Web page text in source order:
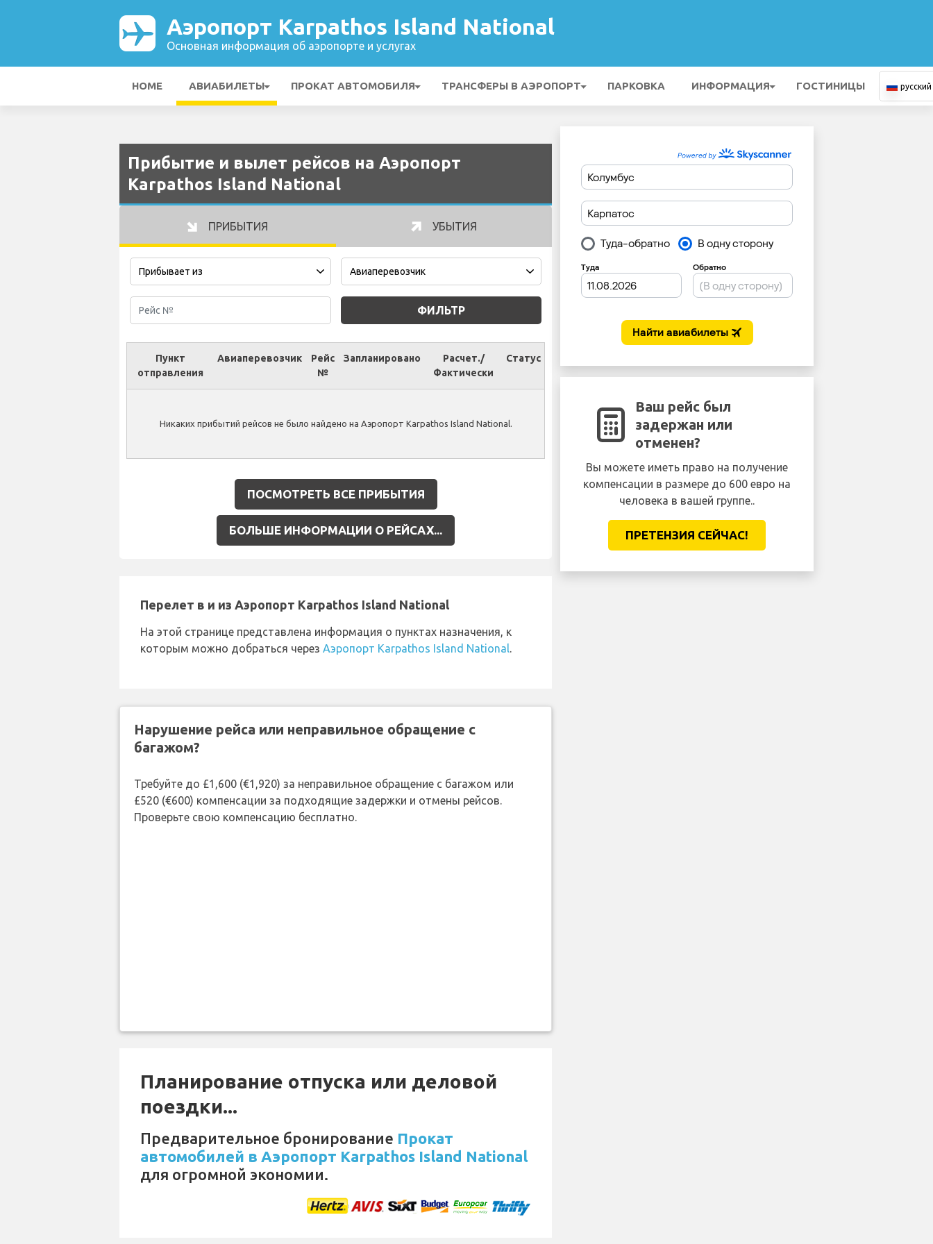
Аэропорт Karpathos Island National
Основная информация об аэропорте и услугах
HOME АВИАБИЛЕТЫ ПРОКАТ АВТОМОБИЛЯ ТРАНСФЕРЫ В АЭРОПОРТ ПАРКОВКА ИНФОРМАЦИЯ ГОСТИНИЦЫ русский
Прибытие и вылет рейсов на Аэропорт
Karpathos Island National
ПРИБЫТИЯ УБЫТИЯ
ФИЛЬТР
Пункт
отправления
Авиаперевозчик
Рейс
№
Запланировано
Расчет./
Фактически
Статус
Никаких прибытий рейсов не было найдено на Аэропорт Karpathos Island National.
ПОСМОТРЕТЬ ВСЕ ПРИБЫТИЯ
БОЛЬШЕ ИНФОРМАЦИИ О РЕЙСАХ...
Перелет в и из Аэропорт Karpathos Island National
На этой странице представлена информация о пунктах назначения, к
которым можно добраться через Аэропорт Karpathos Island National.
Нарушение рейса или неправильное обращение с
багажом?
Требуйте до £1,600 (€1,920) за неправильное обращение с багажом или
£520 (€600) компенсации за подходящие задержки и отмены рейсов.
Проверьте свою компенсацию бесплатно.
Планирование отпуска или деловой
поездки...
Предварительное бронирование Прокат
автомобилей в Аэропорт Karpathos Island National
для огромной экономии.
Ваш рейс был
задержан или
отменен?
Вы можете иметь право на получение
компенсации в размере до 600 евро на
человека в вашей группе..
ПРЕТЕНЗИЯ CЕЙЧАС!